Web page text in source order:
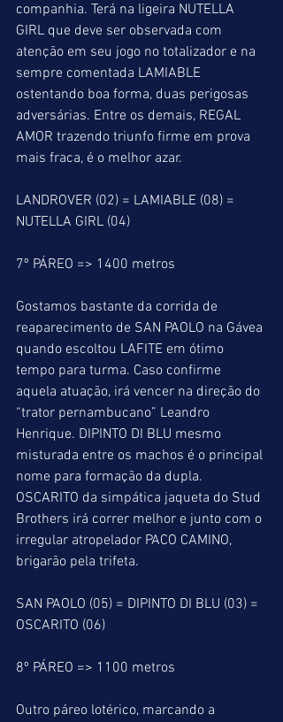
companhia. Terá na ligeira NUTELLA
GIRL que deve ser observada com
atenção em seu jogo no totalizador e na
sempre comentada LAMIABLE
ostentando boa forma, duas perigosas
adversárias. Entre os demais, REGAL
AMOR trazendo triunfo firme em prova
mais fraca, é o melhor azar.
LANDROVER (02) = LAMIABLE (08) =
NUTELLA GIRL (04)
7º PÁREO => 1400 metros
Gostamos bastante da corrida de
reaparecimento de SAN PAOLO na Gávea
quando escoltou LAFITE em ótimo
tempo para turma. Caso confirme
aquela atuação, irá vencer na direção do
“trator pernambucano” Leandro
Henrique. DIPINTO DI BLU mesmo
misturada entre os machos é o principal
nome para formação da dupla.
OSCARITO da simpática jaqueta do Stud
Brothers irá correr melhor e junto com o
irregular atropelador PACO CAMINO,
brigarão pela trifeta.
SAN PAOLO (05) = DIPINTO DI BLU (03) =
OSCARITO (06)
8º PÁREO => 1100 metros
Outro páreo lotérico, marcando a